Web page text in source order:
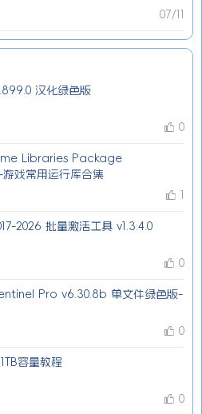
07/11
汉化绿色版
0
Libraries Package
戏常用运行库合集
2026 批量激活工具 v1.3.4.0
0
Pro v6.30.8b 单文件绿色版-
0
容量教程
0